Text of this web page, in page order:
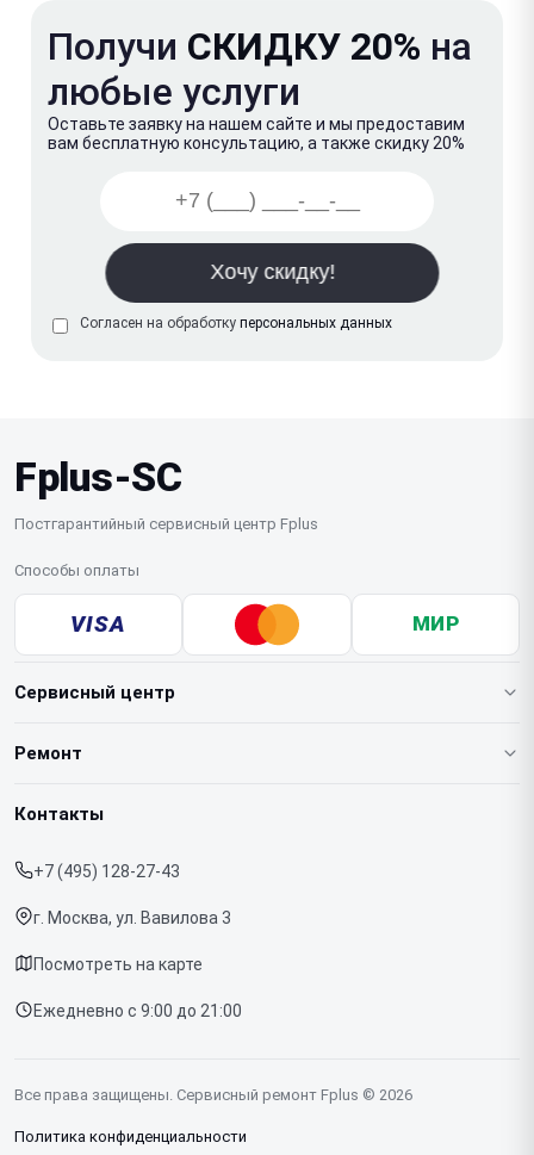
Получи СКИДКУ 20% на
любые услуги
Оставьте заявку на нашем сайте и мы предоставим
вам бесплатную консультацию, а также скидку 20%
Согласен на обработку персональных данных
Fplus-SC
Постгарантийный сервисный центр Fplus
Способы оплаты
VISA МИР
Сервисный центр
О нашем сервисе
Срочный ремонт
Доставка и способы оплаты
Диагностика
Контакты
Ремонт
Ноутбуков
Контакты
+7 (495) 128-27-43
г. Москва, ул. Вавилова 3
Посмотреть на карте
Ежедневно с 9:00 до 21:00
Все права защищены. Сервисный ремонт Fplus © 2026
Политика конфиденциальности